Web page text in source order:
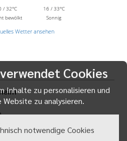
/ 32°C
bewölkt
16 / 33°C
Sonnig
Wetter ansehen
Cookies
Inhalte zu personalisieren und
zu analysieren.
notwendige Cookies